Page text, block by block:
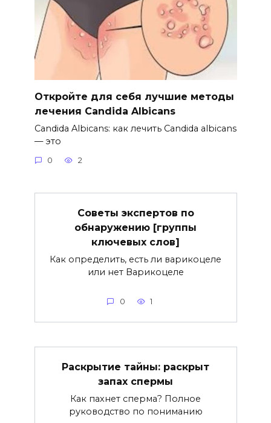
Откройте для себя лучшие методы
лечения Candida Albicans
Candida Albicans: как лечить Candida albicans
— это
0 2
Советы экспертов по
обнаружению [группы
ключевых слов]
Как определить, есть ли варикоцеле
или нет Варикоцеле
0 1
Раскрытие тайны: раскрыт
запах спермы
Как пахнет сперма? Полное
руководство по пониманию